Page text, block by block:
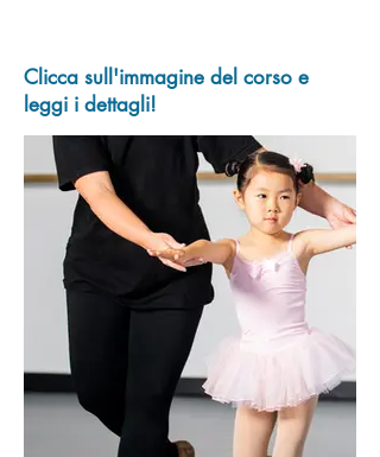
Clicca sull'immagine del corso e
leggi i dettagli!